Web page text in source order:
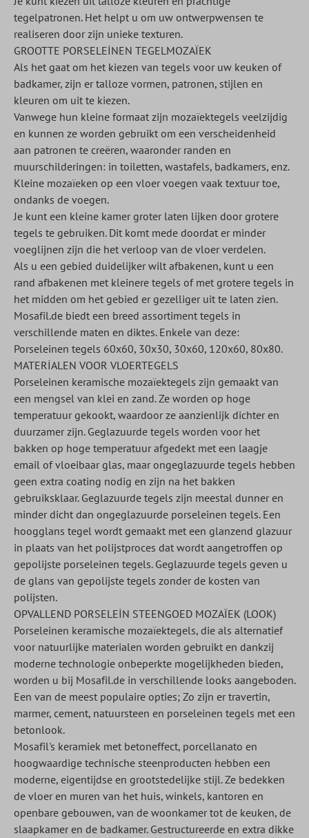
tegelpatronen. Het helpt u om uw ontwerpwensen te
realiseren door zijn unieke texturen.
GROOTTE PORSELEİNEN TEGELMOZAÏEK
Als het gaat om het kiezen van tegels voor uw keuken of
badkamer, zijn er talloze vormen, patronen, stijlen en
kleuren om uit te kiezen.
Vanwege hun kleine formaat zijn mozaïektegels veelzijdig
en kunnen ze worden gebruikt om een verscheidenheid
aan patronen te creëren, waaronder randen en
muurschilderingen: in toiletten, wastafels, badkamers, enz.
Kleine mozaïeken op een vloer voegen vaak textuur toe,
ondanks de voegen.
Je kunt een kleine kamer groter laten lijken door grotere
tegels te gebruiken. Dit komt mede doordat er minder
voeglijnen zijn die het verloop van de vloer verdelen.
Als u een gebied duidelijker wilt afbakenen, kunt u een
rand afbakenen met kleinere tegels of met grotere tegels in
het midden om het gebied er gezelliger uit te laten zien.
Mosafil.de biedt een breed assortiment tegels in
verschillende maten en diktes. Enkele van deze:
Porseleinen tegels 60x60, 30x30, 30x60, 120x60, 80x80.
MATERİALEN VOOR VLOERTEGELS
Porseleinen keramische mozaïektegels zijn gemaakt van
een mengsel van klei en zand. Ze worden op hoge
temperatuur gekookt, waardoor ze aanzienlijk dichter en
duurzamer zijn. Geglazuurde tegels worden voor het
bakken op hoge temperatuur afgedekt met een laagje
email of vloeibaar glas, maar ongeglazuurde tegels hebben
geen extra coating nodig en zijn na het bakken
gebruiksklaar. Geglazuurde tegels zijn meestal dunner en
minder dicht dan ongeglazuurde porseleinen tegels. Een
hoogglans tegel wordt gemaakt met een glanzend glazuur
in plaats van het polijstproces dat wordt aangetroffen op
gepolijste porseleinen tegels. Geglazuurde tegels geven u
de glans van gepolijste tegels zonder de kosten van
polijsten.
OPVALLEND PORSELEİN STEENGOED MOZAÏEK (LOOK)
Porseleinen keramische mozaïektegels, die als alternatief
voor natuurlijke materialen worden gebruikt en dankzij
moderne technologie onbeperkte mogelijkheden bieden,
worden u bij Mosafil.de in verschillende looks aangeboden.
Een van de meest populaire opties; Zo zijn er travertin,
marmer, cement, natuursteen en porseleinen tegels met een
betonlook.
Mosafil's keramiek met betoneffect, porcellanato en
hoogwaardige technische steenproducten hebben een
moderne, eigentijdse en grootstedelijke stijl. Ze bedekken
de vloer en muren van het huis, winkels, kantoren en
openbare gebouwen, van de woonkamer tot de keuken, de
slaapkamer en de badkamer. Gestructureerde en extra dikke